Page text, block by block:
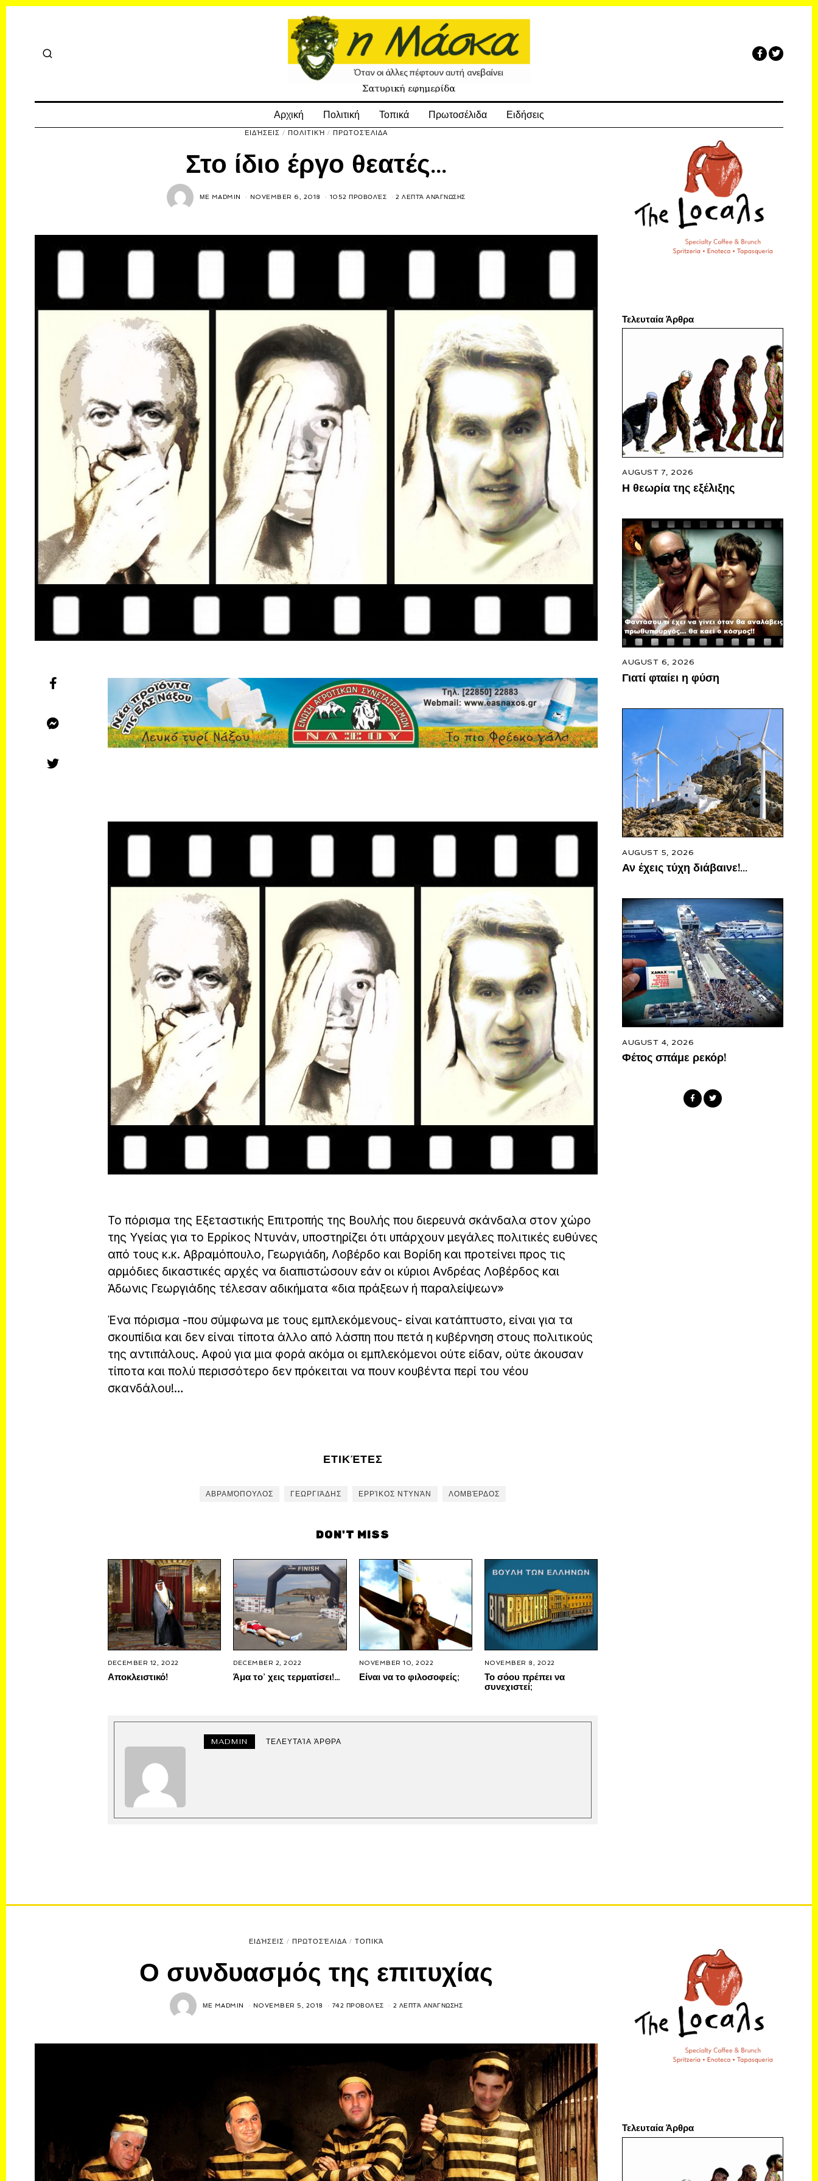
Αρχική Πολιτική Τοπικά Πρωτοσέλιδα Ειδήσεις
ΕΙΔΉΣΕΙΣ / ΠΟΛΙΤΙΚΉ / ΠΡΩΤΟΣΈΛΙΔΑ
Στο ίδιο έργο θεατές…
ΜΕ MADMIN NOVEMBER 6, 2018 1052 ΠΡΟΒΟΛΈΣ 2 ΛΕΠΤΆ ΑΝΆΓΝΩΣΗΣ
Το πόρισμα της Εξεταστικής Επιτροπής της Βουλής που διερευνά σκάνδαλα στον χώρο
της Υγείας για το Ερρίκος Ντυνάν, υποστηρίζει ότι υπάρχουν μεγάλες πολιτικές ευθύνες
από τους κ.κ. Αβραμόπουλο, Γεωργιάδη, Λοβέρδο και Βορίδη και προτείνει προς τις
αρμόδιες δικαστικές αρχές να διαπιστώσουν εάν οι κύριοι Ανδρέας Λοβέρδος και
Άδωνις Γεωργιάδης τέλεσαν αδικήματα «δια πράξεων ή παραλείψεων»
Ένα πόρισμα -που σύμφωνα με τους εμπλεκόμενους- είναι κατάπτυστο, είναι για τα
σκουπίδια και δεν είναι τίποτα άλλο από λάσπη που πετά η κυβέρνηση στους πολιτικούς
της αντιπάλους. Αφού για μια φορά ακόμα οι εμπλεκόμενοι ούτε είδαν, ούτε άκουσαν
τίποτα και πολύ περισσότερο δεν πρόκειται να πουν κουβέντα περί του νέου
σκανδάλου!…
ΕΤΙΚΈΤΕΣ
ΑΒΡΑΜΌΠΟΥΛΟΣ ΓΕΩΡΓΙΆΔΗΣ ΕΡΡΊΚΟΣ ΝΤΥΝΆΝ ΛΟΜΒΈΡΔΟΣ
DON'T MISS
DECEMBER 12, 2022
Αποκλειστικό!
DECEMBER 2, 2022
Άμα το’ χεις τερματίσει!…
NOVEMBER 10, 2022
Είναι να το φιλοσοφείς;
NOVEMBER 8, 2022
Το σόου πρέπει να
συνεχιστεί;
MADMIN ΤΕΛΕΥΤΑΊΑ ΆΡΘΡΑ
Τελευταία Άρθρα
AUGUST 7, 2026
Η θεωρία της εξέλιξης
AUGUST 6, 2026
Γιατί φταίει η φύση
AUGUST 5, 2026
Αν έχεις τύχη διάβαινε!…
AUGUST 4, 2026
Φέτος σπάμε ρεκόρ!
ΕΙΔΉΣΕΙΣ / ΠΡΩΤΟΣΈΛΙΔΑ / ΤΟΠΙΚΆ
Ο συνδυασμός της επιτυχίας
ΜΕ MADMIN NOVEMBER 5, 2018 742 ΠΡΟΒΟΛΈΣ 2 ΛΕΠΤΆ ΑΝΆΓΝΩΣΗΣ
Τελευταία Άρθρα